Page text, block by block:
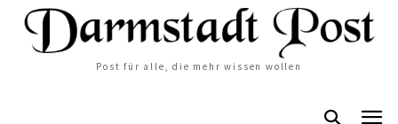
Post für alle, die mehr wissen wollen